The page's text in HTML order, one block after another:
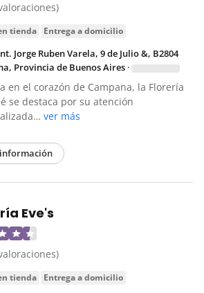
tienda entrega a domicilio
Jorge Ruben Varela, 9 de Julio &, B2804
Provincia de Buenos Aires ·
en el corazón de Campana, la Florería
se destaca por su atención
ver más
Eve's
tienda entrega a domicilio